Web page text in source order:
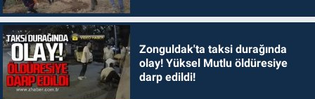
Zonguldak'ta taksi durağında
olay! Yüksel Mutlu öldüresiye
darp edildi!